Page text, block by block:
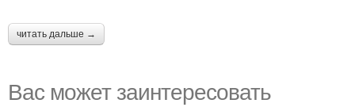
читать дальше →
Вас может заинтересовать